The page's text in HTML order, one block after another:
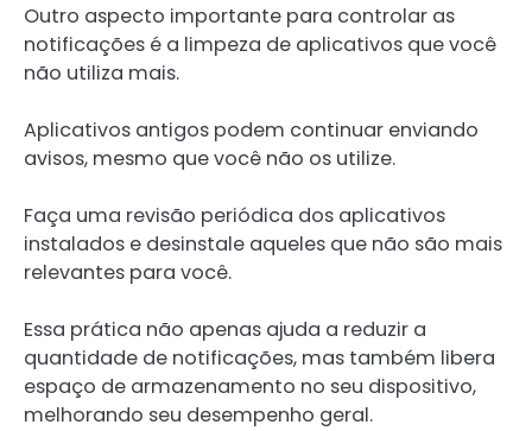
Outro aspecto importante para controlar as
notificações é a limpeza de aplicativos que você
não utiliza mais.
Aplicativos antigos podem continuar enviando
avisos, mesmo que você não os utilize.
Faça uma revisão periódica dos aplicativos
instalados e desinstale aqueles que não são mais
relevantes para você.
Essa prática não apenas ajuda a reduzir a
quantidade de notificações, mas também libera
espaço de armazenamento no seu dispositivo,
melhorando seu desempenho geral.